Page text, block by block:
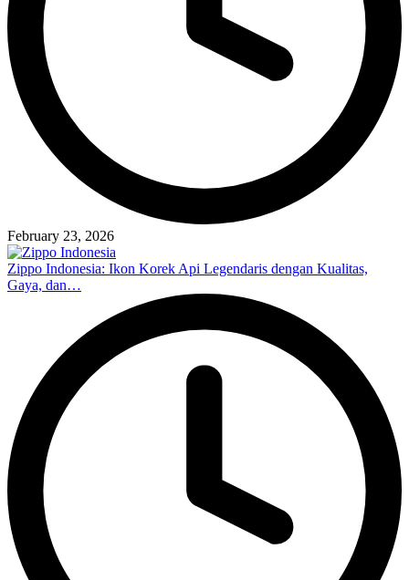
February 23, 2026
Zippo Indonesia: Ikon Korek Api Legendaris dengan Kualitas,
Gaya, dan…